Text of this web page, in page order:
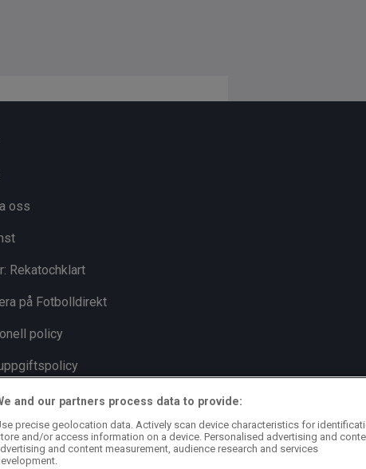
oss
Rekatochklart
på Fotbolldirekt
policy
and our partners process data to provide:
precise geolocation data. Actively scan device characteristics for
and/or access information on a device. Personalised advertising and
and content measurement, audience research and services